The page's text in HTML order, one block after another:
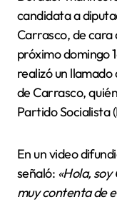
candidata a
Carrasco, de cara
próximo domingo
realizó un
de Carrasco,
Partido Socialista
En un video
señaló: «Hola,
muy contenta de